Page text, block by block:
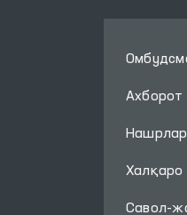
Ахборот
Нашрлар
Халқаро
Савол-